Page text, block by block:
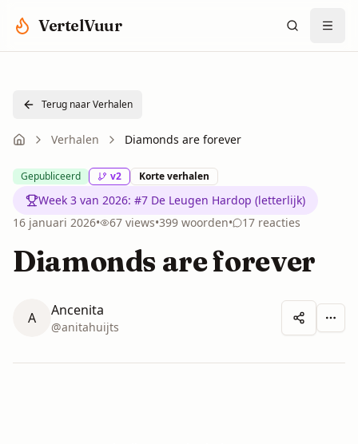
VertelVuur
Terug naar Verhalen
Verhalen Diamonds are forever
Gepubliceerd v2 Korte verhalen
Week 3 van 2026: #7 De Leugen Hardop (letterlijk)
16 januari 2026• 67 views•399 woorden• 17 reacties
Diamonds are forever
A Ancenita
@anitahuijts